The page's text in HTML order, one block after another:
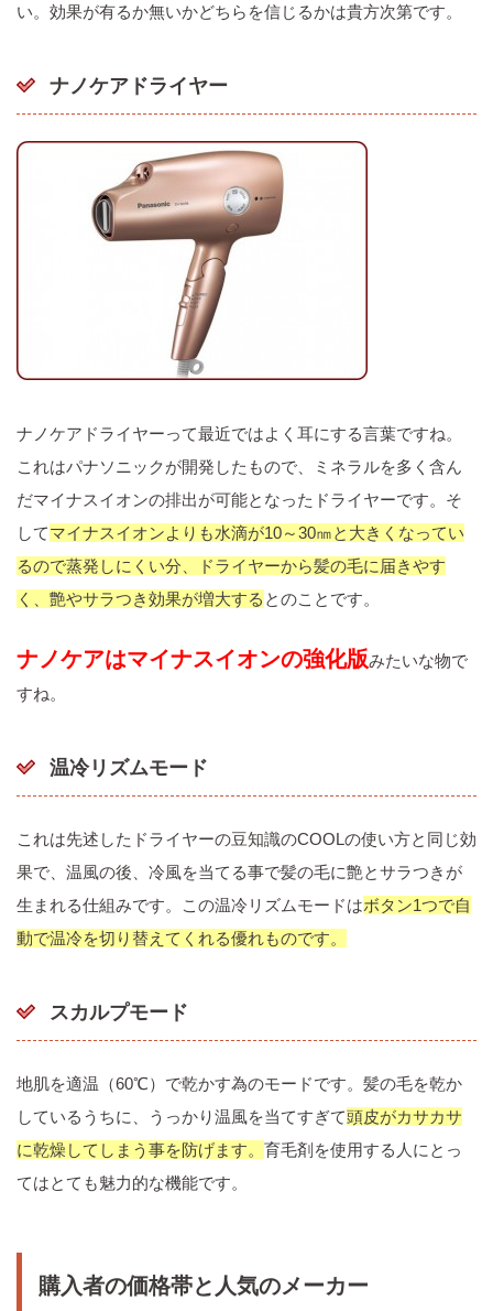
い。効果が有るか無いかどちらを信じるかは貴方次第です。
ナノケアドライヤー
ナノケアドライヤーって最近ではよく耳にする言葉ですね。
これはパナソニックが開発したもので、ミネラルを多く含ん
だマイナスイオンの排出が可能となったドライヤーです。そ
してマイナスイオンよりも水滴が10～30㎚と大きくなってい
るので蒸発しにくい分、ドライヤーから髪の毛に届きやす
く、艶やサラつき効果が増大する とのことです。
ナノケアはマイナスイオンの強化版みたいな物で
すね。
温冷リズムモード
これは先述したドライヤーの豆知識のCOOLの使い方と同じ効
果で、温風の後、冷風を当てる事で髪の毛に艶とサラつきが
生まれる仕組みです。この温冷リズムモードはボタン1つで自
動で温冷を切り替えてくれる優れものです。
スカルプモード
地肌を適温（60℃）で乾かす為のモードです。髪の毛を乾か
しているうちに、うっかり温風を当てすぎて頭皮がカサカサ
に乾燥してしまう事を防げます。 育毛剤を使用する人にとっ
てはとても魅力的な機能です。
購入者の価格帯と人気のメーカー